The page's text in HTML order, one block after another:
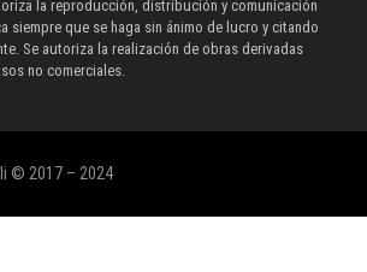
la reproducción, distribución y comunicación
siempre que se haga sin ánimo de lucro y citando
Se autoriza la realización de obras derivadas
no comerciales.
© 2017 – 2024